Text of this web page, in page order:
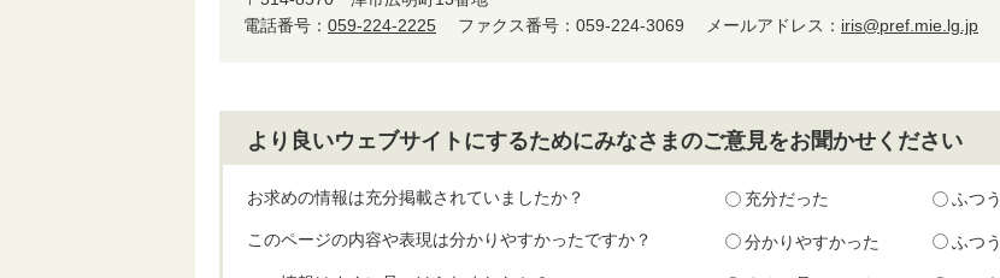
電話番号： 059-224-2225 ファクス番号：059-224-3069 メールアドレス： iris@pref.mie.lg.jp
より良いウェブサイトにするためにみなさまのご意見をお聞かせください
お求めの情報は充分掲載されていましたか？ 充分だった ふつう
このページの内容や表現は分かりやすかったですか？ 分かりやすかった ふつう